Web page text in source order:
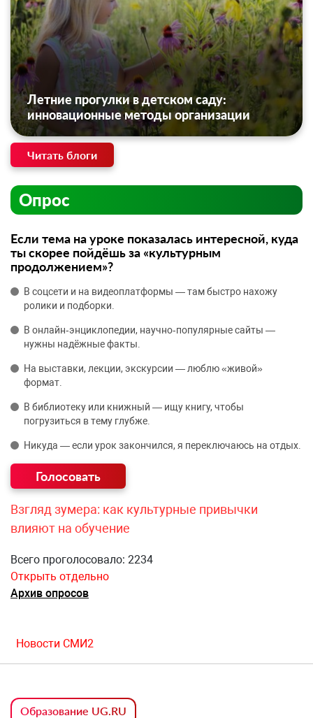
Летние прогулки в детском саду:
инновационные методы организации
Читать блоги
Опрос
Если тема на уроке показалась интересной, куда
ты скорее пойдёшь за «культурным
продолжением»?
В соцсети и на видеоплатформы — там быстро нахожу
ролики и подборки.
В онлайн‑энциклопедии, научно‑популярные сайты —
нужны надёжные факты.
На выставки, лекции, экскурсии — люблю «живой»
формат.
В библиотеку или книжный — ищу книгу, чтобы
погрузиться в тему глубже.
Никуда — если урок закончился, я переключаюсь на отдых.
Взгляд зумера: как культурные привычки
влияют на обучение
Всего проголосовало: 2234
Открыть отдельно
Архив опросов
Новости СМИ2
Образование UG.RU